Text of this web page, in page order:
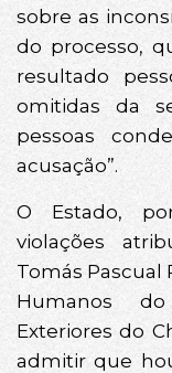
sobre as
do processo,
resultado
omitidas da
pessoas
acusação”.
O Estado,
violações
Tomás Pascual
Humanos
Exteriores do
admitir que